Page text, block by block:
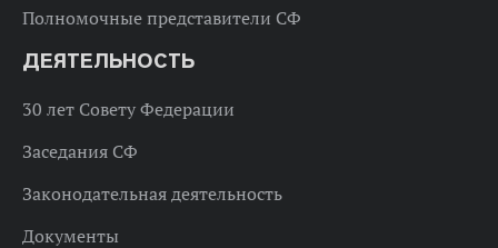
Полномочные представители СФ
ДЕЯТЕЛЬНОСТЬ
30 лет Совету Федерации
Заседания СФ
Законодательная деятельность
Документы